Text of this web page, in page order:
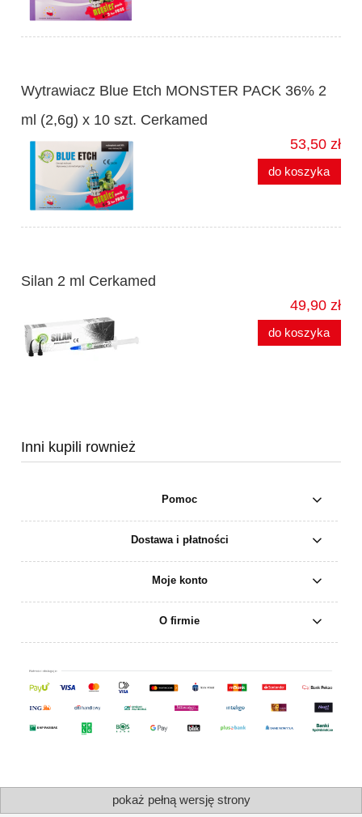
Wytrawiacz Blue Etch MONSTER PACK 36% 2
ml (2,6g) x 10 szt. Cerkamed
53,50 zł
do koszyka
Silan 2 ml Cerkamed
49,90 zł
do koszyka
Inni kupili rownież
Pomoc
Dostawa i płatności
Moje konto
O firmie
pokaż pełną wersję strony